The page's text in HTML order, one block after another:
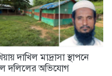
দাখিল মাদ্রাসা স্থাপনে
দলিলের অভিযোগ